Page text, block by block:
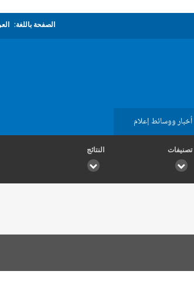
الصفحة باللغة:
أخبار ووسائط إعلام
تصنيفات النتائج